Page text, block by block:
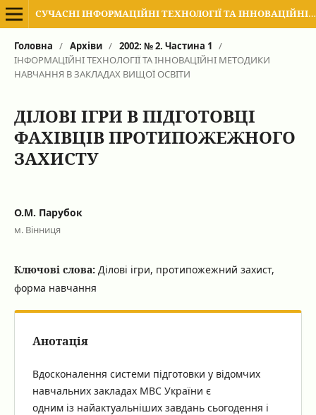
СУЧАСНІ ІНФОРМАЦІЙНІ ТЕХНОЛОГІЇ ТА ІННОВАЦІЙНІ МЕТОДИКИ НАВЧАННЯ В ПІДГОТОВЦІ ФАХІВЦІВ: МЕТОДОЛОГІЯ, ТЕОРІЯ, ДОСВІД, ПРОБЛЕМИ
Головна / Архіви / 2002: № 2. Частина 1 /
ІНФОРМАЦІЙНІ ТЕХНОЛОГІЇ ТА ІННОВАЦІЙНІ МЕТОДИКИ
НАВЧАННЯ В ЗАКЛАДАХ ВИЩОЇ ОСВІТИ
ДІЛОВІ ІГРИ В ПІДГОТОВЦІ
ФАХІВЦІВ ПРОТИПОЖЕЖНОГО
ЗАХИСТУ
О.М. Парубок
м. Вінниця
Ключові слова: Ділові ігри, протипожежний захист,
форма навчання
Анотація
Вдосконалення системи підготовки у відомчих
навчальних закладах МВС України є
одним із найактуальніших завдань сьогодення і